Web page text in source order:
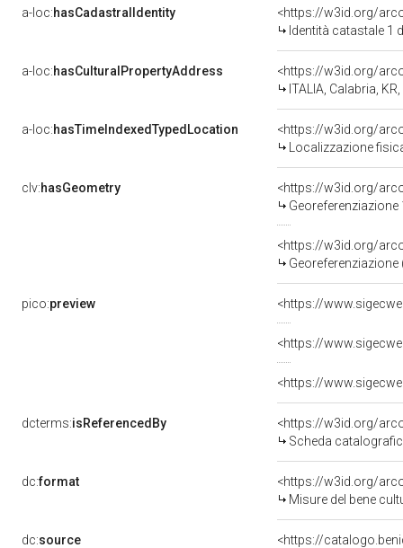
a-loc:hasCadastralIdentity
<https://w3id.org/
Identità catastale 1
a-loc:hasCulturalPropertyAddress
<https://w3id.org/
ITALIA, Calabria,
a-loc:hasTimeIndexedTypedLocation
<https://w3id.org/
Localizzazione
clv:hasGeometry
<https://w3id.org/
Georeferenziazione
<https://w3id.org/
pico:preview
dcterms:isReferencedBy
<https://w3id.org/
Scheda
dc:format
<https://w3id.org/
Misure del bene
dc:source <https://